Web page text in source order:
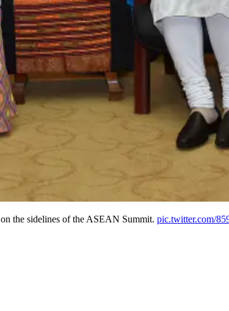
on the sidelines of the ASEAN Summit. pic.twitter.com/